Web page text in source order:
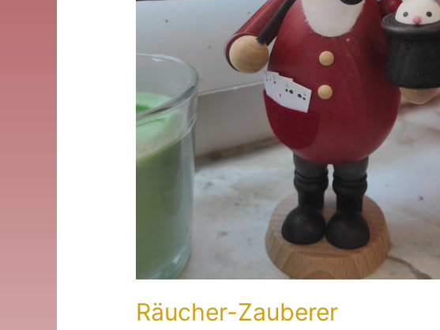
Räucher-Zauberer